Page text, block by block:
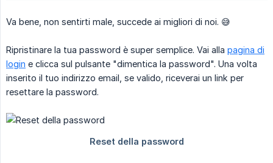
Va bene, non sentirti male, succede ai migliori di noi. 😅
Ripristinare la tua password è super semplice. Vai alla pagina di
login e clicca sul pulsante "dimentica la password". Una volta
inserito il tuo indirizzo email, se valido, riceverai un link per
resettare la password.